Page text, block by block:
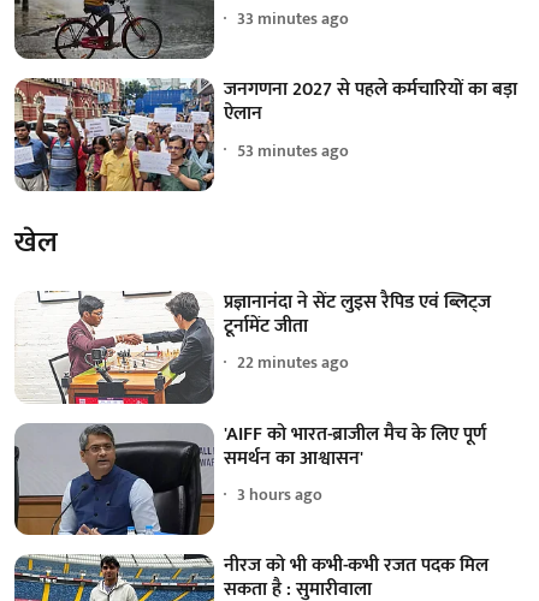
33 minutes ago
जनगणना 2027 से पहले कर्मचारियों का बड़ा
ऐलान
53 minutes ago
खेल
प्रज्ञानानंदा ने सेंट लुइस रैपिड एवं ब्लिट्ज
टूर्नामेंट जीता
22 minutes ago
'AIFF को भारत-ब्राजील मैच के लिए पूर्ण
समर्थन का आश्वासन'
3 hours ago
नीरज को भी कभी-कभी रजत पदक मिल
सकता है : सुमारीवाला